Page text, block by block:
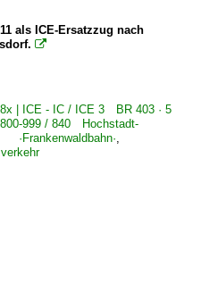
als ICE-Ersatzzug nach

| ICE - IC / ICE 3 BR 403 · 5
999 / 840 Hochstadt-
·Frankenwaldbahn·,